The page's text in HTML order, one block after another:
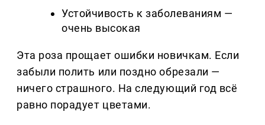
Устойчивость к заболеваниям —
очень высокая
Эта роза прощает ошибки новичкам. Если
забыли полить или поздно обрезали —
ничего страшного. На следующий год всё
равно порадует цветами.